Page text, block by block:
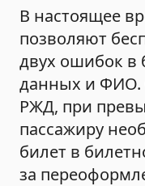
В настоящее
позволяют
двух ошибок в
данных и ФИО.
РЖД, при
пассажиру
билет в
за